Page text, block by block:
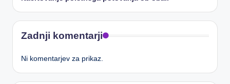
Zadnji komentarji
Ni komentarjev za prikaz.